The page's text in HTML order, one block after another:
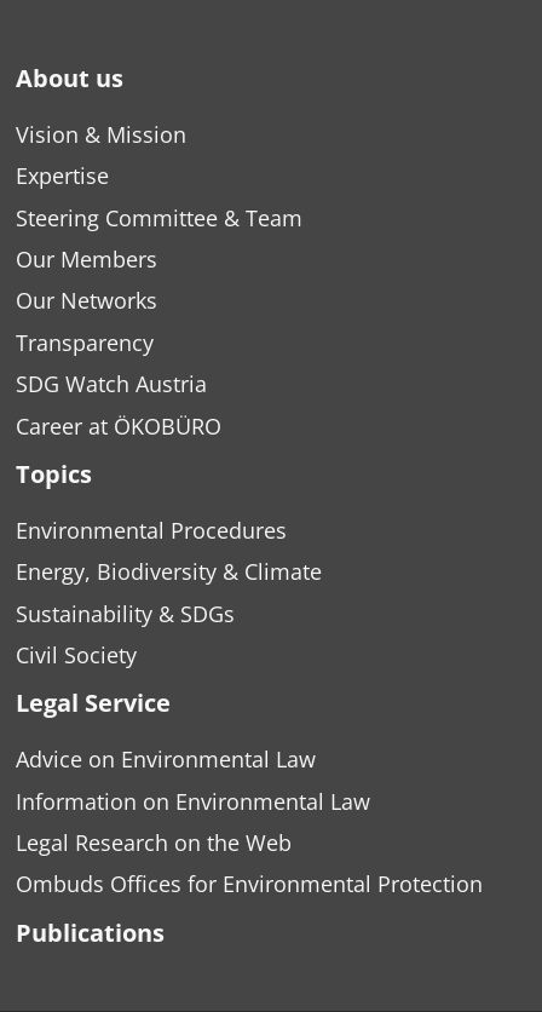
About us
Vision & Mission
Expertise
Steering Committee & Team
Our Members
Our Networks
Transparency
SDG Watch Austria
Career at ÖKOBÜRO
Topics
Environmental Procedures
Energy, Biodiversity & Climate
Sustainability & SDGs
Civil Society
Legal Service
Advice on Environmental Law
Information on Environmental Law
Legal Research on the Web
Ombuds Offices for Environmental Protection
Publications